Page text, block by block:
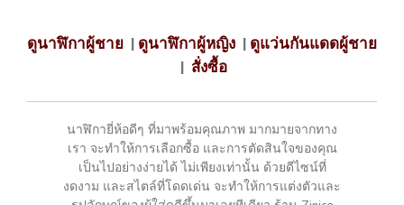
ดูนาฬิกาผู้ชาย | ดูนาฬิกาผู้หญิง | ดูแว่นกันแดดผู้ชาย
| สั่งซื้อ
นาฬิกายี่ห้อดีๆ ที่มาพร้อมคุณภาพ มากมายจากทาง
เรา จะทำให้การเลือกซื้อ และการตัดสินใจของคุณ
เป็นไปอย่างง่ายได้ ไม่เพียงเท่านั้น ด้วยดีไซน์ที่
งดงาม และสไตล์ที่โดดเด่น จะทำให้การแต่งตัวและ